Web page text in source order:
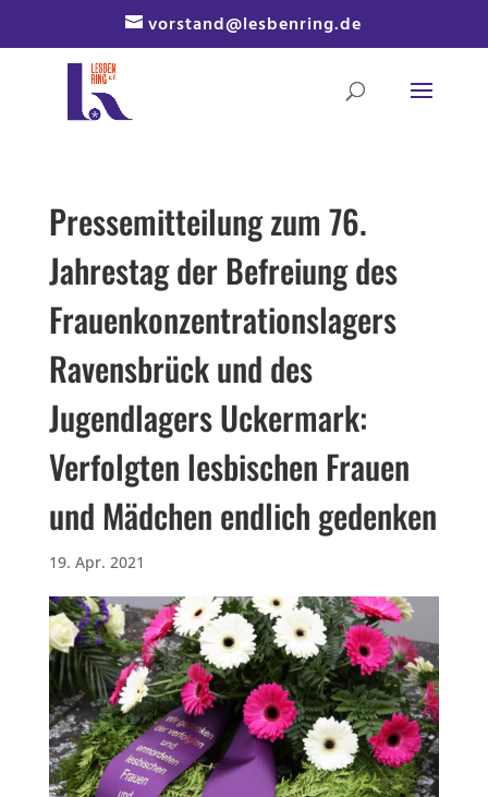
content
vorstand@lesbenring.de
Pressemitteilung zum 76.
Jahrestag der Befreiung des
Frauenkonzentrationslagers
Ravensbrück und des
Jugendlagers Uckermark:
Verfolgten lesbischen Frauen
und Mädchen endlich gedenken
19. Apr. 2021